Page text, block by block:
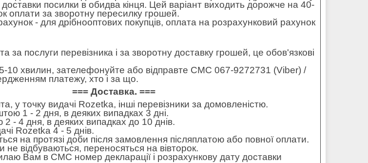
доставки посилки в обидва кінця. Цей варіант виходить дорожче на 40-
оплати за зворотну пересилку грошей.
- для дрібнооптових покупців, оплата на розрахунковий рахунок
за послуги перевізника і за зворотну доставку грошей, це обов'язкові
10 хвилин, зателефонуйте або відправте СМС 067-9272731 (Viber) /
платежу, хто і за що.
=== Доставка. ===
у точку видачі Rozetka, інші перевізники за домовленістю.
1 - 2 дня, в деяких випадках 3 дні.
- 4 дня, в деяких випадках до 10 днів.
Rozetka 4 - 5 днів.
на протязі доби після замовлення післяплатою або повної оплати.
не відбуваються, переносяться на вівторок.
Вам в СМС номер декларації і розрахункову дату доставки